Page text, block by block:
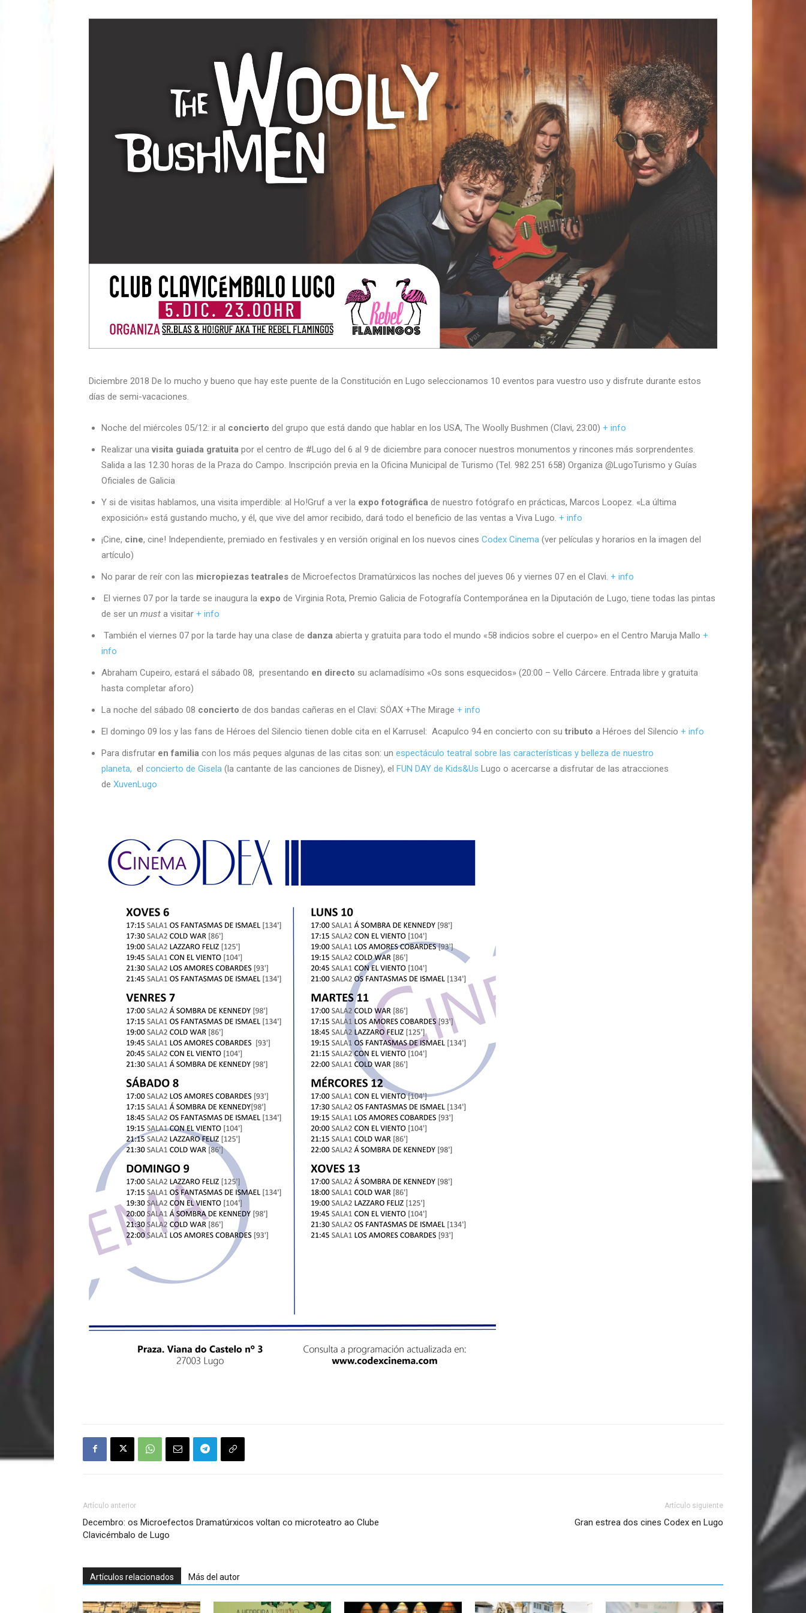
Diciembre 2018 De lo mucho y bueno que hay este puente de la Constitución en Lugo seleccionamos 10 eventos para vuestro uso y disfrute durante estos
días de semi-vacaciones.
Noche del miércoles 05/12: ir al concierto del grupo que está dando que hablar en los USA, The Woolly Bushmen (Clavi, 23:00) + info
Realizar unavisita guiada gratuita por el centro de #Lugo del 6 al 9 de diciembre para conocer nuestros monumentos y rincones más sorprendentes.
Salida a las 12.30 horas de la Praza do Campo. Inscripción previa en la Oficina Municipal de Turismo (Tel. 982 251 658) Organiza @LugoTurismo y Guías
Oficiales de Galicia
Y si de visitas hablamos, una visita imperdible: al Ho!Gruf a ver la expo fotográfica de nuestro fotógrafo en prácticas, Marcos Loopez. «La última
exposición» está gustando mucho, y él, que vive del amor recibido, dará todo el beneficio de las ventas a Viva Lugo. + info
¡Cine, cine, cine! Independiente, premiado en festivales y en versión original en los nuevos cines Codex Cinema (ver películas y horarios en la imagen del
artículo)
No parar de reír con las micropiezas teatrales de Microefectos Dramatúrxicos las noches del jueves 06 y viernes 07 en el Clavi. + info
El viernes 07 por la tarde se inaugura la expo de Virginia Rota, Premio Galicia de Fotografía Contemporánea en la Diputación de Lugo, tiene todas las pintas
de ser un must a visitar + info
También el viernes 07 por la tarde hay una clase de danza abierta y gratuita para todo el mundo «58 indicios sobre el cuerpo» en el Centro Maruja Mallo +
info
Abraham Cupeiro, estará el sábado 08, presentando en directo su aclamadísimo «Os sons esquecidos» (20:00 – Vello Cárcere. Entrada libre y gratuita
hasta completar aforo)
La noche del sábado 08 concierto de dos bandas cañeras en el Clavi: SÖAX +The Mirage + info
El domingo 09 los y las fans de Héroes del Silencio tienen doble cita en el Karrusel: Acapulco 94 en concierto con su tributo a Héroes del Silencio + info
Para disfrutar en familia con los más peques algunas de las citas son: un espectáculo teatral sobre las características y belleza de nuestro
planeta, el concierto de Gisela (la cantante de las canciones de Disney), el FUN DAY de Kids&Us Lugo o acercarse a disfrutar de las atracciones
de XuvenLugo
Artículo anterior
Decembro: os Microefectos Dramatúrxicos voltan co microteatro ao Clube
Clavicémbalo de Lugo
Artículo siguiente
Gran estrea dos cines Codex en Lugo
Artículos relacionados Más del autor